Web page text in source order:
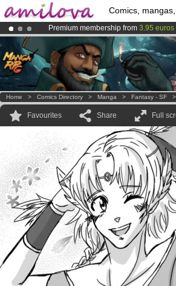
Comics,
Premium membership from 3.95 euros
AmilovaKickstarter is now LIVE!.
Already 100000membersand 1000
Home > Comics Directory > Manga > Fantasy - SF
Favourites Share Full